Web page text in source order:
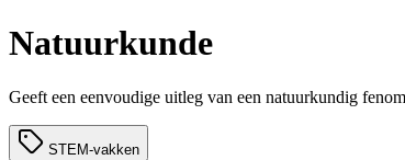
Natuurkunde
Geeft een eenvoudige uitleg van een natuurkundig
STEM-vakken